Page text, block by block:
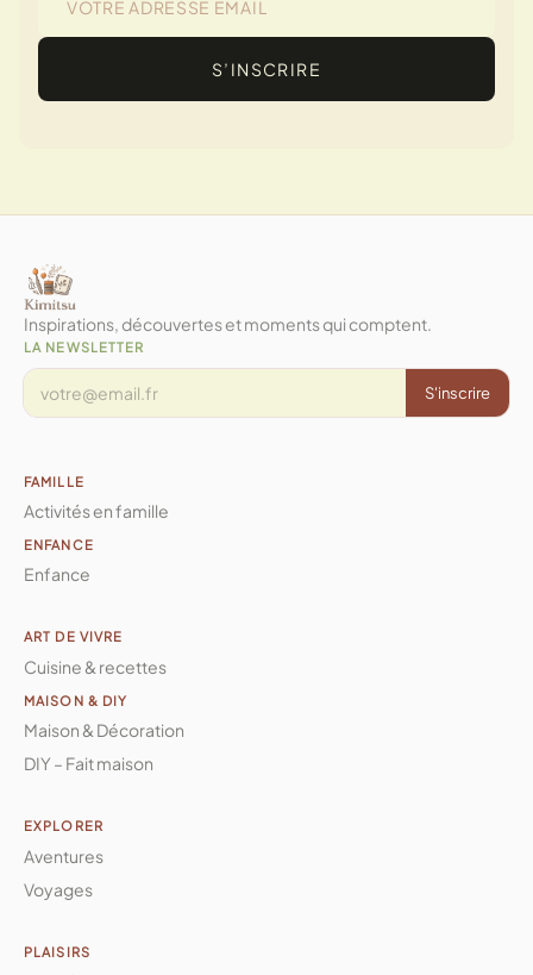
S’INSCRIRE
Inspirations, découvertes et moments qui comptent.
LA NEWSLETTER
S'inscrire
FAMILLE
Activités en famille
ENFANCE
Enfance
ART DE VIVRE
Cuisine & recettes
MAISON & DIY
Maison & Décoration
DIY – Fait maison
EXPLORER
Aventures
Voyages
PLAISIRS